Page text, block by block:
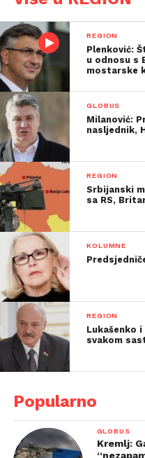
REGION
Plenković:
u odnosu s
mostarske
GLOBUS
Milanović:
nasljednik,
REGION
Srbijanski
sa RS,
KOLUMNE
REGION
Lukašenko
svakom
Popularno
GLOBUS
Kremlj: